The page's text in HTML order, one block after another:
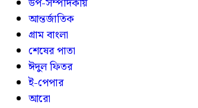
আন্তর্জাতিক
গ্রাম বাংলা
শেষের পাতা
ঈদুল ফিতর
ই-পেপার
আরো